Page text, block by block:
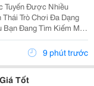
Tuyến Được Nhiều
Trò Chơi Đa Dạng
Bạn Đang Tìm Kiếm Một
Tên Đáng Để Khám
9 phút trước
Tốt